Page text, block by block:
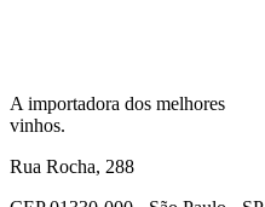
A importadora dos melhores
vinhos.
Rua Rocha, 288